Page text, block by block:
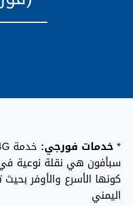
*خدمات فورجي:
سبأفون هي نقلة نوعية في
كونها الأسرع والأوفر
اليمني